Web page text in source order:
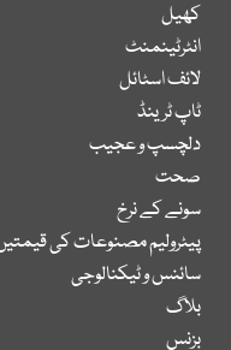
کھیل
انٹرٹینمنٹ
لائف اسٹائل
ٹاپ ٹرینڈ
دلچسپ و عجیب
صحت
سونے کے نرخ
پیٹرولیم مصنوعات کی
سائنس و ٹیکنالوجی
بلاگ
بزنس